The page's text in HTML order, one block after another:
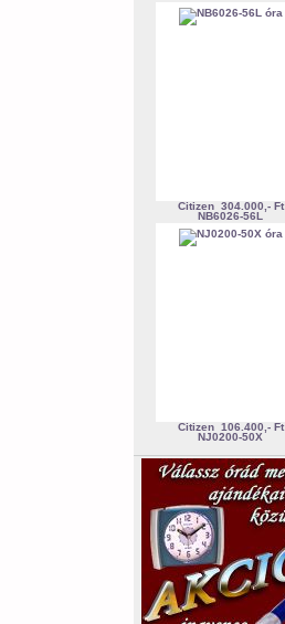
Citizen 304.000,- Ft
NB6026-56L
Citizen 106.400,- Ft
NJ0200-50X